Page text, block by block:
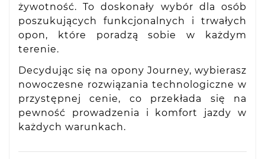
żywotność. To doskonały wybór dla osób
poszukujących funkcjonalnych i trwałych
opon, które poradzą sobie w każdym
terenie.
Decydując się na opony Journey, wybierasz
nowoczesne rozwiązania technologiczne w
przystępnej cenie, co przekłada się na
pewność prowadzenia i komfort jazdy w
każdych warunkach.